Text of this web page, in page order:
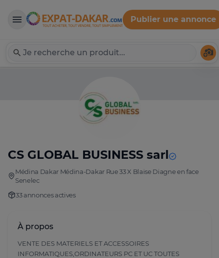
Expat-Dakar
Publier une annonce
CS GLOBAL BUSINESS sarl
Médina Dakar Médina-Dakar Rue 33 X Blaise Diagne en face
Senelec
33 annonces actives
À propos
VENTE DES MATERIELS ET ACCESSOIRES
INFORMATIQUES,ORDINATEURS PC ET UC TOUTES